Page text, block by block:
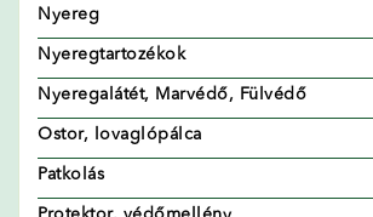
Nyereg
Nyeregtartozékok
Nyeregalátét, Marvédő, Fülvédő
Ostor, lovaglópálca
Patkolás